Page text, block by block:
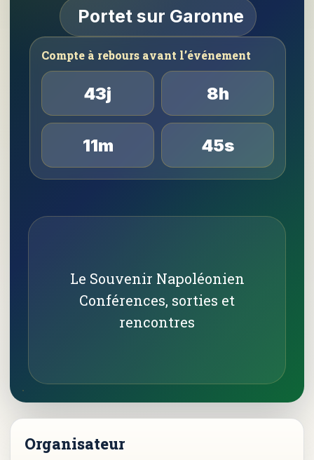
Portet sur Garonne
Compte à rebours avant l’événement
43j 8h
11m 44s
Le Souvenir Napoléonien
Conférences, sorties et
rencontres